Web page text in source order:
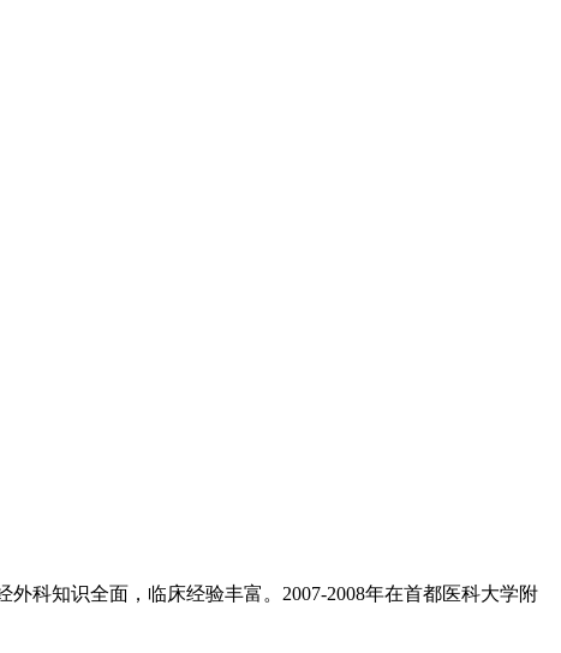
科知识全面，临床经验丰富。2007-2008年在首都医科大学附